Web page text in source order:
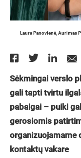
Laura Panovienė, Aurimas
Sėkmingai verslo
gali tapti tvirtu
pabaigai – puiki
gerosiomis
organizuojamame
kontaktų vakare